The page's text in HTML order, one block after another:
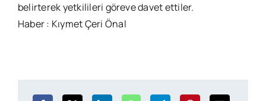
belirterek yetkilileri göreve davet ettiler.
Haber : Kıymet Çeri Önal